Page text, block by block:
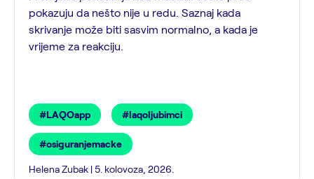
pokazuju da nešto nije u redu. Saznaj kada
skrivanje može biti sasvim normalno, a kada je
vrijeme za reakciju.
#LAQOapp #laqoljubimci
#osiguranjemacke
Helena Zubak | 5. kolovoza, 2026.